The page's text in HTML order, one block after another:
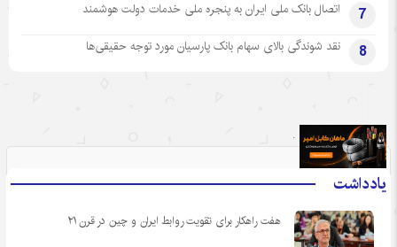
7 اتصال بانک ملی ایران به پنجره ملی خدمات دولت هوشمند
8 نقد شوندگی بالای سهام بانک پارسیان مورد توجه حقیقی‌ها
یادداشت
هفت راهکار برای تقویت روابط ایران و چین در قرن ۲۱
.